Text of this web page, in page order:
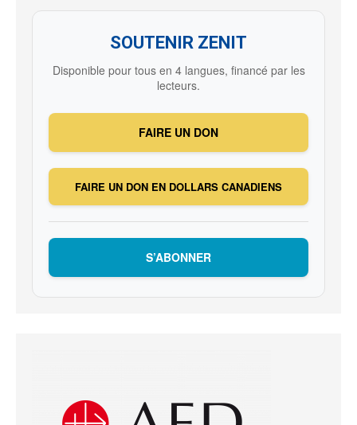
SOUTENIR ZENIT
Disponible pour tous en 4 langues, financé par les
lecteurs.
FAIRE UN DON
FAIRE UN DON EN DOLLARS CANADIENS
S’ABONNER